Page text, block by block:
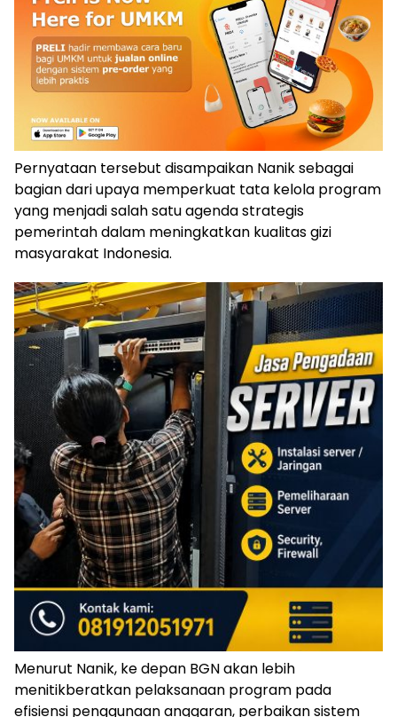
Pernyataan tersebut disampaikan Nanik sebagai
bagian dari upaya memperkuat tata kelola program
yang menjadi salah satu agenda strategis
pemerintah dalam meningkatkan kualitas gizi
masyarakat Indonesia.
Menurut Nanik, ke depan BGN akan lebih
menitikberatkan pelaksanaan program pada
efisiensi penggunaan anggaran, perbaikan sistem